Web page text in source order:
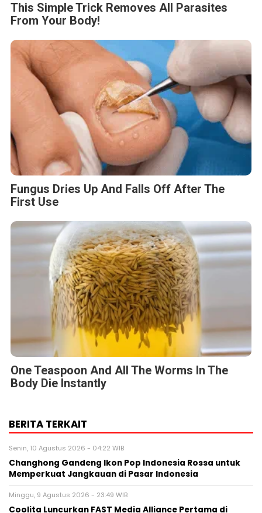
This Simple Trick Removes All Parasites
From Your Body!
Fungus Dries Up And Falls Off After The
First Use
One Teaspoon And All The Worms In The
Body Die Instantly
BERITA TERKAIT
Senin, 10 Agustus 2026 - 04:22 WIB
Changhong Gandeng Ikon Pop Indonesia Rossa untuk
Memperkuat Jangkauan di Pasar Indonesia
Minggu, 9 Agustus 2026 - 23:49 WIB
Coolita Luncurkan FAST Media Alliance Pertama di